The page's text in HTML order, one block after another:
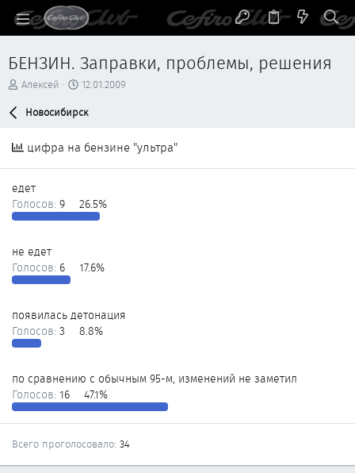
БЕНЗИН. Заправки, проблемы, решения
А
о
р
т
е
м
ы
Алексей
Д
т
а
н
а
ч
л
а
12.01.2009
Новосибирск
цифра на бензине "ультра"
едет
Голосов: 9 26.5%
не едет
Голосов: 6 17.6%
появилась детонация
Голосов: 3 8.8%
по сравнению с обычным 95-м, изменений не заметил
Голосов: 16 47.1%
Всего проголосовало 34